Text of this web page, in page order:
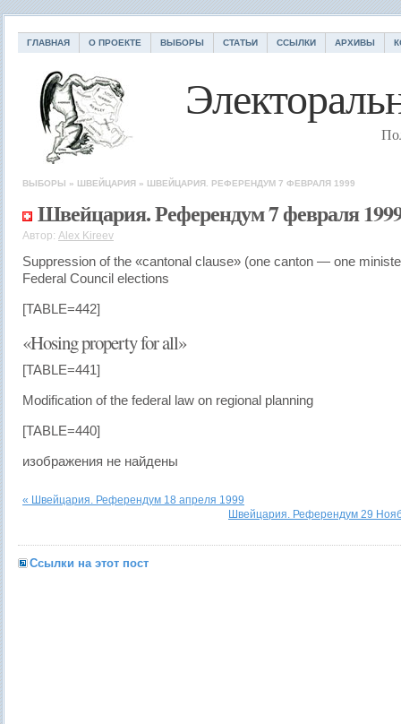
ГЛАВНАЯ О ПРОЕКТЕ ВЫБОРЫ СТАТЬИ ССЫЛКИ АРХИВЫ
ВЫБОРЫ » ШВЕЙЦАРИЯ » ШВЕЙЦАРИЯ. РЕФЕРЕНДУМ 7 ФЕВРАЛЯ 1999
Швейцария. Референдум 7 февраля
Автор: Alex Kireev
Suppression of the «cantonal clause» (one canton — one
Federal Council elections
[TABLE=442]
«Hosing property for all»
[TABLE=441]
Modification of the federal law on regional planning
[TABLE=440]
изображения не найдены
« Швейцария. Референдум 18 апреля 1999
Швейцария. Референдум 29
Ссылки на этот пост